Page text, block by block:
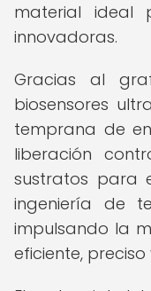
material ideal
innovadoras.
Gracias al
biosensores
temprana de
liberación
sustratos para
ingeniería de
impulsando la
eficiente,